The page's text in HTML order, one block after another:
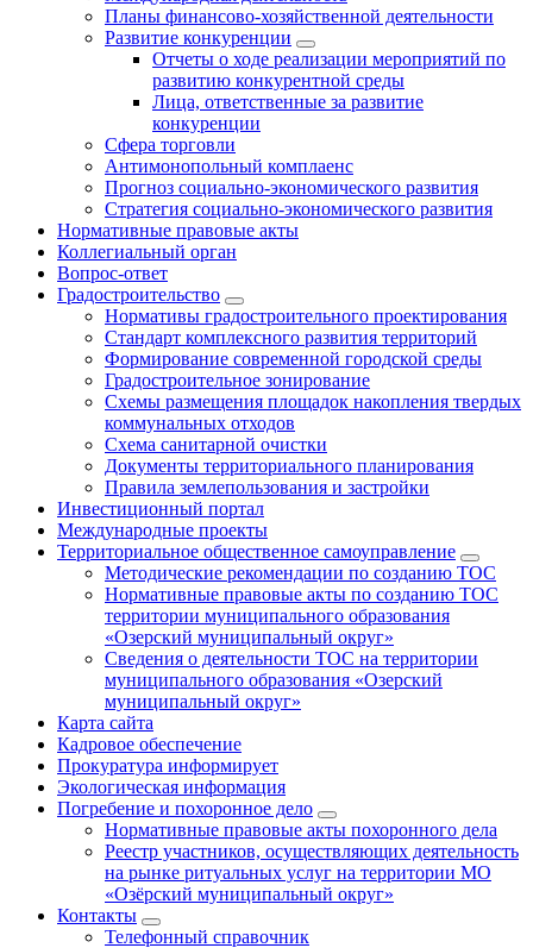
Планы финансово-хозяйственной деятельности
Развитие конкуренции
Отчеты о ходе реализации мероприятий по
развитию конкурентной среды
Лица, ответственные за развитие
конкуренции
Сфера торговли
Антимонопольный комплаенс
Прогноз социально-экономического развития
Стратегия социально-экономического развития
Нормативные правовые акты
Коллегиальный орган
Вопрос-ответ
Градостроительство
Нормативы градостроительного проектирования
Стандарт комплексного развития территорий
Формирование современной городской среды
Градостроительное зонирование
Схемы размещения площадок накопления твердых
коммунальных отходов
Схема санитарной очистки
Документы территориального планирования
Правила землепользования и застройки
Инвестиционный портал
Международные проекты
Территориальное общественное самоуправление
Методические рекомендации по созданию ТОС
Нормативные правовые акты по созданию ТОС
территории муниципального образования
«Озерский муниципальный округ»
Сведения о деятельности ТОС на территории
муниципального образования «Озерский
муниципальный округ»
Карта сайта
Кадровое обеспечение
Прокуратура информирует
Экологическая информация
Погребение и похоронное дело
Нормативные правовые акты похоронного дела
Реестр участников, осуществляющих деятельность
на рынке ритуальных услуг на территории МО
«Озёрский муниципальный округ»
Контакты
Телефонный справочник